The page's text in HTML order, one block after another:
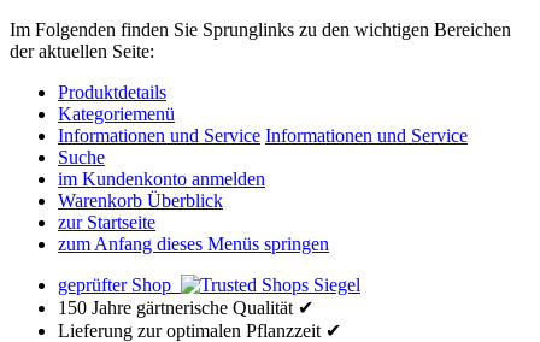
Im Folgenden finden Sie Sprunglinks zu den wichtigen Bereichen
der aktuellen Seite:
Produktdetails
Kategoriemenü
Informationen und Service Informationen und Service
Suche
im Kundenkonto anmelden
Warenkorb Überblick
zur Startseite
zum Anfang dieses Menüs springen
geprüfter Shop
150 Jahre gärtnerische Qualität ✔
Lieferung zur optimalen Pflanzzeit ✔